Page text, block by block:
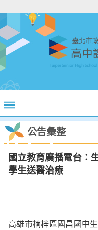
公告彙整
國立教育廣播電台：
學生送醫治療
高雄市楠梓區國昌國中